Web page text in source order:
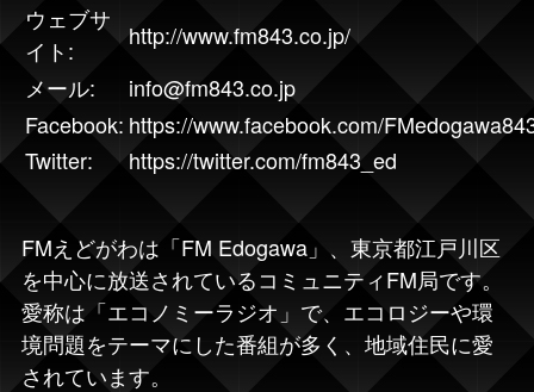
ウェブサ
イト:
http://www.fm843.co.jp/
メール:
info@fm843.co.jp
Facebook: https://www.facebook.com/
Twitter:
https://twitter.com/fm843_ed
FMえどがわは「FM Edogawa 」、東京都江戸川区
を中心に放送されているコミュニティFM局です。
愛称は「エコノミーラジオ」で、エコロジーや環
境問題をテーマにした番組が多く、地域住民に愛
されています。